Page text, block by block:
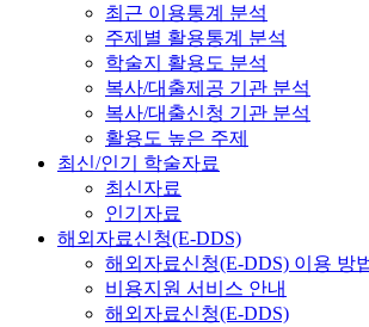
최근 이용통계 분석
주제별 활용통계 분석
학술지 활용도 분석
복사/대출제공 기관 분석
복사/대출신청 기관 분석
활용도 높은 주제
최신/인기 학술자료
최신자료
인기자료
해외자료신청(E-DDS)
해외자료신청(E-DDS) 이용 방
비용지원 서비스 안내
해외자료신청(E-DDS)